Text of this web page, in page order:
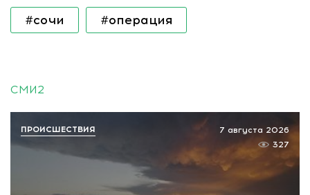
#сочи #операция
СМИ2
7 августа 2026
327
ПРОИСШЕСТВИЯ